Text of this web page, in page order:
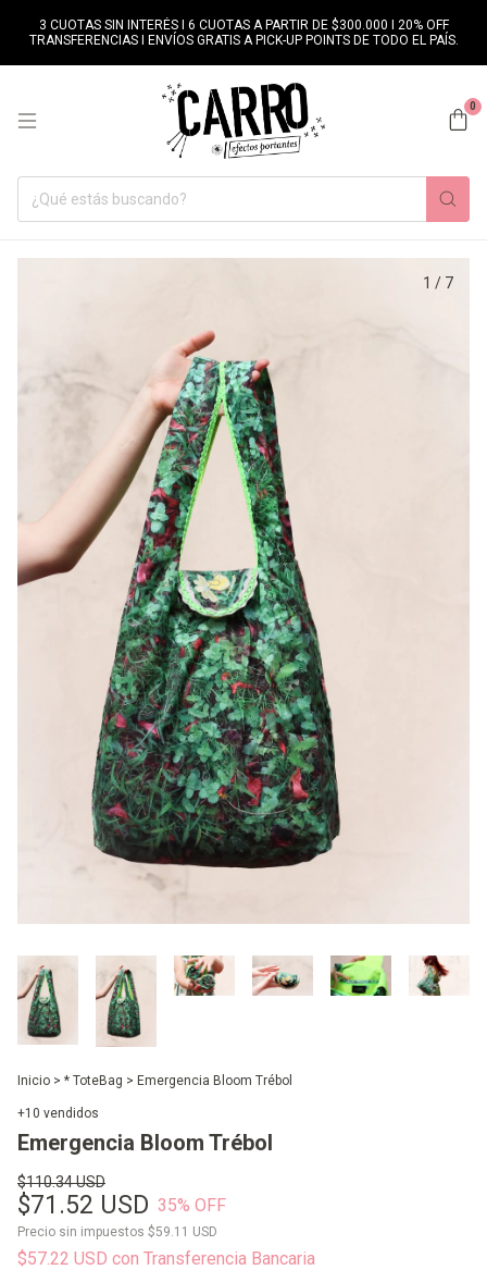
3 CUOTAS SIN INTERÉS I 6 CUOTAS A PARTIR DE $300.000 I 20% OFF
TRANSFERENCIAS I ENVÍOS GRATIS A PICK-UP POINTS DE TODO EL PAÍS.
0
1 / 7
Inicio > * ToteBag > Emergencia Bloom Trébol
+10 vendidos
Emergencia Bloom Trébol
$110.34 USD
$71.52 USD 35% OFF
Precio sin impuestos $59.11 USD
$57.22 USD con Transferencia Bancaria